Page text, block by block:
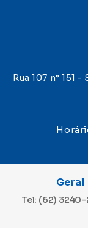
Rua 107 n° 151
Geral
Tel: (62) 3240-